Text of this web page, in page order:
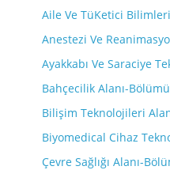
Aile Ve TüKetici
Anestezi Ve
Ayakkabı Ve Saraciye
Bahçecilik Alanı-Bölümü
Bilişim Teknolojileri
Biyomedical Cihaz
Çevre Sağlığı Alanı-